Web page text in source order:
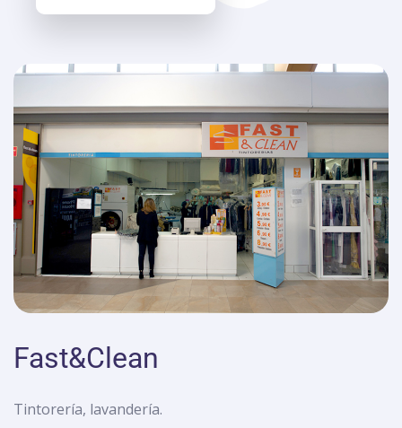
Fast&Clean
Tintorería, lavandería.